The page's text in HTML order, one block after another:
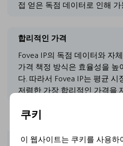
접 얻은 독점 데이터로 인해
합리적인 가격
Fovea IP의 독점 데이터와 자
가격 책정 방식은 효율성을 높
다. 따라서 Fovea IP는 평균
저렴한 가장 합리적인 가격을
쿠키
이 웹사이트는 쿠키를 사용하